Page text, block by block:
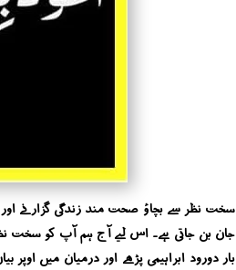
سخت نظر سے بچاؤ صحت مند زندگی گزارنے اور
جان بن جاتی ہے۔ اس لیے آج ہم آپ کو سخت نظر
بار دورود ابراہیمی پڑھے اور درمیان میں